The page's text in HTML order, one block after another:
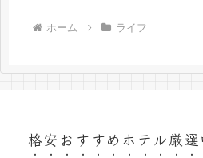
ホーム ライフ
格安おすすめホテル厳